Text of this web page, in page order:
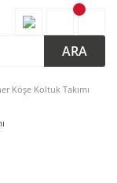
ARA
Köşe Koltuk Takımı